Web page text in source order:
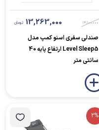
14,100,000
13,263,000 تومان
صندلی سفری اسنو کمپ مدل
Level Sleep5 ارتفاع پایه 40
سانتی متر
2%